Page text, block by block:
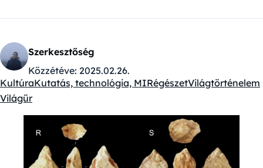
Szerkesztőség
Közzétéve: 2025.02.26.
Kategóriák:
KultúraKutatás, technológia, MIRégészetVilágtörténelem
Világűr